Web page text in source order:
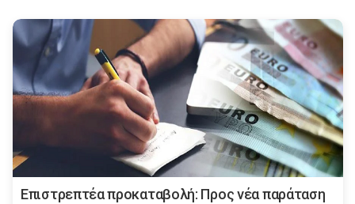
Επιστρεπτέα προκαταβολή: Προς νέα παράταση